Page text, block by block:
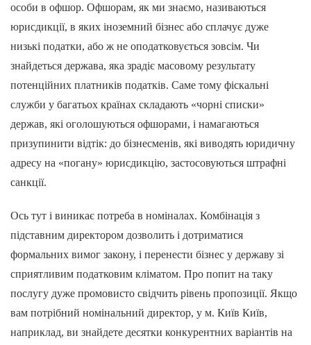
особи в офшор. Офшорам, як ми знаємо, називаються
юрисдикції, в яких іноземний бізнес або сплачує дуже
низькі податки, або ж не оподатковується зовсім. Чи
знайдеться держава, яка зрадіє масовому результату
потенційних платників податків. Саме тому фіскальні
служби у багатьох країнах складають «чорні списки»
держав, які оголошуються офшорами, і намагаються
призупинити відтік: до бізнесменів, які виводять юридичну
адресу на «погану» юрисдикцію, застосовуються штрафні
санкції.
Ось тут і виникає потреба в номіналах. Комбінація з
підставним директором дозволить і дотриматися
формальних вимог закону, і перенести бізнес у державу зі
сприятливим податковим кліматом. Про попит на таку
послугу дуже промовисто свідчить рівень пропозиції. Якщо
вам потрібний номінальний директор, у м. Київ Київ,
наприклад, ви знайдете десятки конкурентних варіантів на